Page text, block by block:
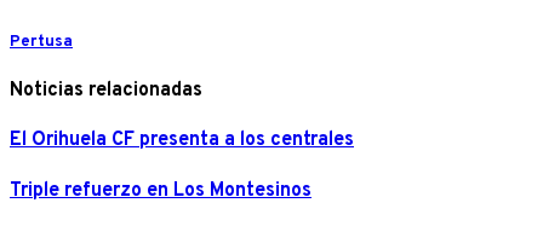
Pertusa
Noticias relacionadas
El Orihuela CF presenta a los centrales
Triple refuerzo en Los Montesinos